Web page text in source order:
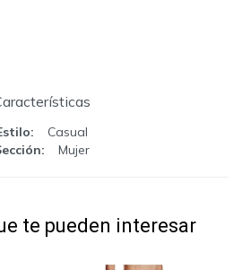
Casual
Mujer
te pueden interesar